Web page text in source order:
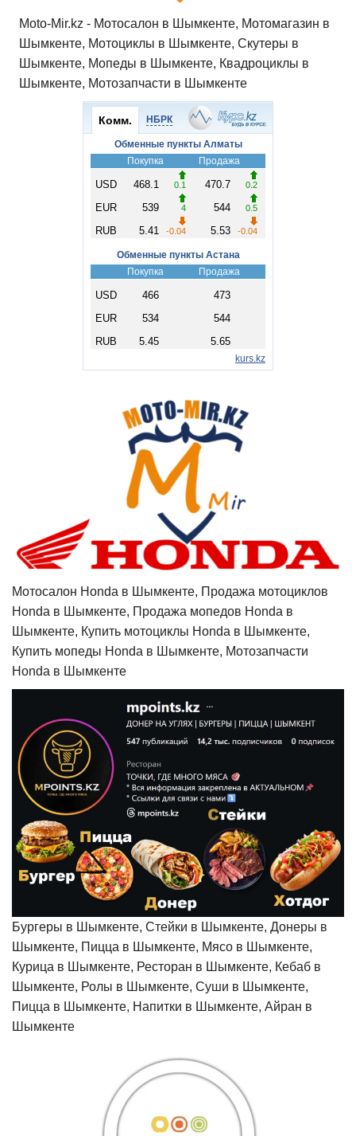
Moto-Mir.kz - Мотосалон в Шымкенте, Мотомагазин в
Шымкенте, Мотоциклы в Шымкенте, Скутеры в
Шымкенте, Мопеды в Шымкенте, Квадроциклы в
Шымкенте, Мотозапчасти в Шымкенте
Мотосалон Honda в Шымкенте, Продажа мотоциклов
Honda в Шымкенте, Продажа мопедов Honda в
Шымкенте, Купить мотоциклы Honda в Шымкенте,
Купить мопеды Honda в Шымкенте, Мотозапчасти
Honda в Шымкенте
Бургеры в Шымкенте, Стейки в Шымкенте, Донеры в
Шымкенте, Пицца в Шымкенте, Мясо в Шымкенте,
Курица в Шымкенте, Ресторан в Шымкенте, Кебаб в
Шымкенте, Ролы в Шымкенте, Суши в Шымкенте,
Пицца в Шымкенте, Напитки в Шымкенте, Айран в
Шымкенте